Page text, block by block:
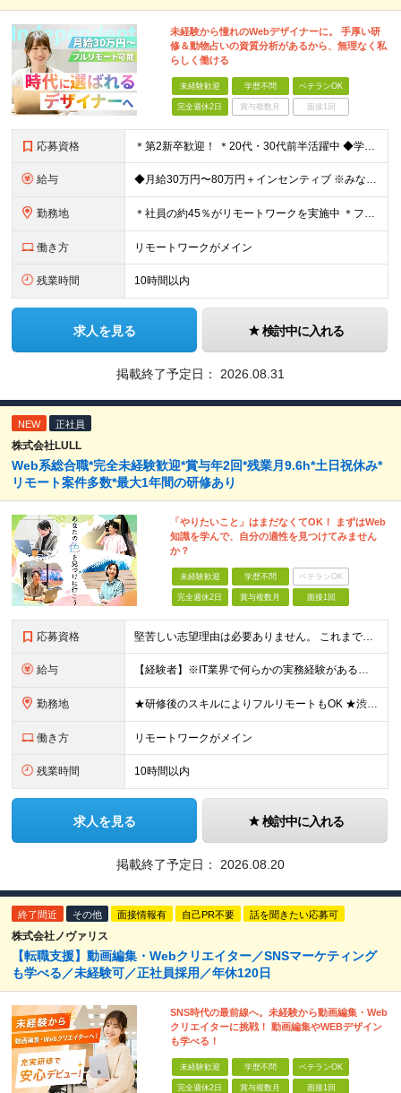
未経験から憧れのWebデザイナーに。 手厚い研
修＆動物占いの資質分析があるから、無理なく私
らしく働ける
未経験歓迎 学歴不問 ベテランOK
完全週休2日 賞与複数月 面接1回
応募資格 ＊第2新卒歓迎！ ＊20代・30代前半活躍中 ◆学歴不問 ◆未経験歓迎 ＼こんな方にピッタリです！／ ★SNSを見るだけでなく「仕掛ける側」になりたい方 ★販売や接客で「お客様の心理」を考えた経験
給与 ◆月給30万円〜80万円＋インセンティブ ※みなし残業代（月10時間・16,000円）を含みます ※超過分は別途支給します ※試用期間3か月あり（給与は28万円、待遇に差異なし）
勤務地 ＊社員の約45％がリモートワークを実施中 ＊フルリモート案件もあり ＊転勤はありません 本社（横浜）または、東京・神奈川の各プロジェクト先。 【本社】 神奈川県横浜市中区不老町2丁目11-8 税経
働き方 リモートワークがメイン
残業時間 10時間以内
求人を見る 検討中に入れる
掲載終了予定日： 2026.08.31
NEW 正社員
株式会社LULL
Web系総合職*完全未経験歓迎*賞与年2回*残業月9.6h*土日祝休み*
リモート案件多数*最大1年間の研修あり
「やりたいこと」はまだなくてOK！ まずはWeb
知識を学んで、自分の適性を見つけてみません
か？
未経験歓迎 学歴不問 ベテランOK
完全週休2日 賞与複数月 面接1回
応募資格 堅苦しい志望理由は必要ありません。 これまでの経験や経歴よりも、私たちは“これから”を重視します。 ★学歴・経歴不問 ★完全未経験OK ★社会人デビュー歓迎 ★第二新卒OK ＼当てはまる方はぜひご
給与 【経験者】※IT業界で何らかの実務経験がある方 月給35万円～＋業績賞与＋交通費＋各種手当 ※固定残業代（30時間分／6万6,610円～）を含む。超過分は追加支給。 能力やスキルを考慮し、初任給を決定
勤務地 ★研修後のスキルによりフルリモートもOK ★渋谷駅徒歩2分！100席の新しいコワーキングスペース完備 ★本社、東京都、神奈川県、埼玉県、千葉県などのプロジェクト先 【本社】 東京都渋谷区渋谷3-10
働き方 リモートワークがメイン
残業時間 10時間以内
求人を見る 検討中に入れる
掲載終了予定日： 2026.08.20
終了間近 その他 面接情報有 自己PR不要 話を聞きたい応募可
株式会社ノヴァリス
【転職支援】動画編集・Webクリエイター／SNSマーケティング
も学べる／未経験可／正社員採用／年休120日
SNS時代の最前線へ。未経験から動画編集・Web
クリエイターに挑戦！ 動画編集やWEBデザイン
も学べる！
未経験歓迎 学歴不問 ベテランOK
完全週休2日 賞与複数月 面接1回